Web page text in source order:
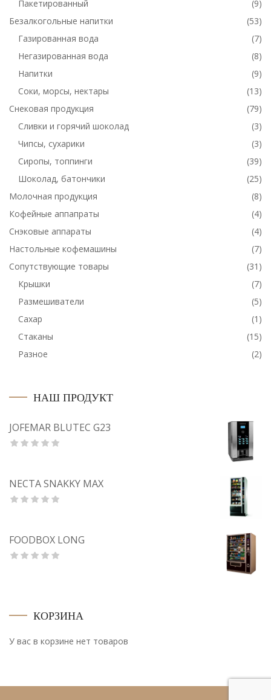
Пакетированный
(9)
Безалкогольные напитки
(53)
Газированная вода
(7)
Негазированная вода
(8)
Напитки
(9)
Соки, морсы, нектары
(13)
Снековая продукция
(79)
Сливки и горячий шоколад
(3)
Чипсы, сухарики
(3)
Сиропы, топпинги
(39)
Шоколад, батончики
(25)
Молочная продукция
(8)
Кофейные аппапраты
(4)
Снэковые аппараты
(4)
Настольные кофемашины
(7)
Сопутствующие товары
(31)
Крышки
(7)
Размешиватели
(5)
Сахар
(1)
Стаканы
(15)
Разное
(2)
НАШ ПРОДУКТ
JOFEMAR BLUTEC G23
NECTA SNAKKY MAX
FOODBOX LONG
КОРЗИНА
У вас в корзине нет товаров